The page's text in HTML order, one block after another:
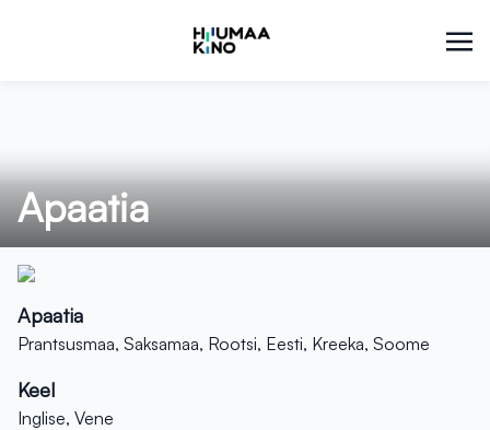
Apaatia
Apaatia
Prantsusmaa, Saksamaa, Rootsi, Eesti, Kreeka, Soome
Keel
Inglise, Vene